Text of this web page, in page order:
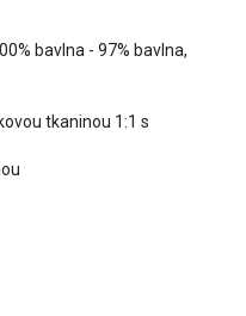
bavlna - 97% bavlna,
tkaninou 1:1 s